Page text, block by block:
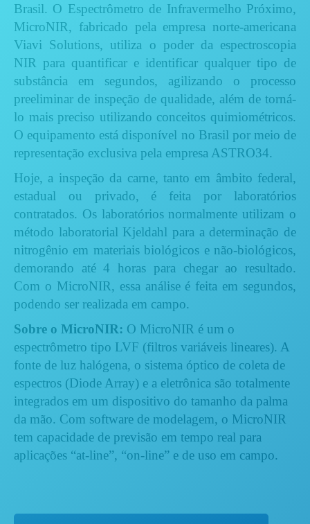
Brasil. O Espectrômetro de Infravermelho Próximo,
MicroNIR, fabricado pela empresa norte-americana
Viavi Solutions, utiliza o poder da espectroscopia
NIR para quantificar e identificar qualquer tipo de
substância em segundos, agilizando o processo
preeliminar de inspeção de qualidade, além de torná-
lo mais preciso utilizando conceitos quimiométricos.
O equipamento está disponível no Brasil por meio de
representação exclusiva pela empresa ASTRO34.
Hoje, a inspeção da carne, tanto em âmbito federal,
estadual ou privado, é feita por laboratórios
contratados. Os laboratórios normalmente utilizam o
método laboratorial Kjeldahl para a determinação de
nitrogênio em materiais biológicos e não-biológicos,
demorando até 4 horas para chegar ao resultado.
Com o MicroNIR, essa análise é feita em segundos,
podendo ser realizada em campo.
Sobre o MicroNIR: O MicroNIR é um o
espectrômetro tipo LVF (filtros variáveis lineares). A
fonte de luz halógena, o sistema óptico de coleta de
espectros (Diode Array) e a eletrônica são totalmente
integrados em um dispositivo do tamanho da palma
da mão. Com software de modelagem, o MicroNIR
tem capacidade de previsão em tempo real para
aplicações “at-line”, “on-line” e de uso em campo.